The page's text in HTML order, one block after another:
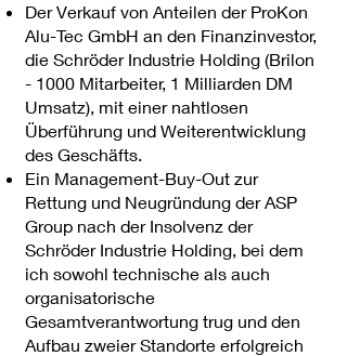
Der Verkauf von Anteilen der ProKon
Alu-Tec GmbH an den Finanzinvestor,
die Schröder Industrie Holding (Brilon
- 1000 Mitarbeiter, 1 Milliarden DM
Umsatz), mit einer nahtlosen
Überführung und Weiterentwicklung
des Geschäfts.
Ein Management-Buy-Out zur
Rettung und Neugründung der ASP
Group nach der Insolvenz der
Schröder Industrie Holding, bei dem
ich sowohl technische als auch
organisatorische
Gesamtverantwortung trug und den
Aufbau zweier Standorte erfolgreich